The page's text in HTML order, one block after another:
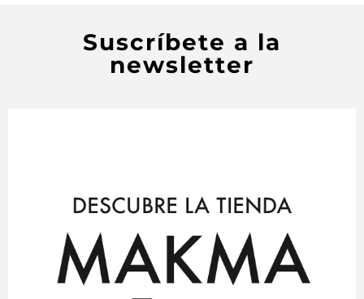
Suscríbete a la
newsletter